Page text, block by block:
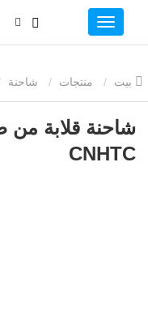
منتجات شاحنة
طراز Howo 375 من شركة CNHTC
CNHTC